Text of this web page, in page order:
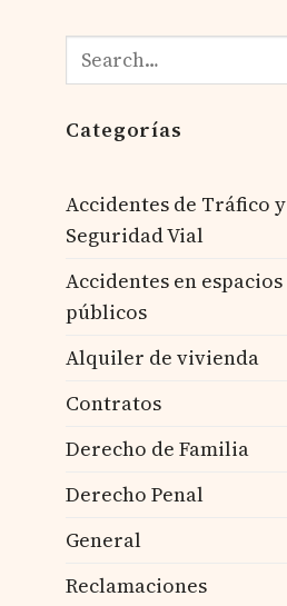
Categorías
Accidentes de Tráfico y
Seguridad Vial
Accidentes en espacios
públicos
Alquiler de vivienda
Contratos
Derecho de Familia
Derecho Penal
General
Reclamaciones